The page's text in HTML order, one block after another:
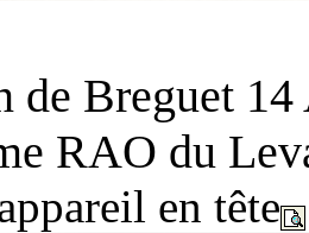
de Breguet
RAO du
en tête